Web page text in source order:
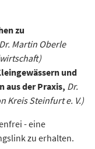
zu
Dr. Martin Oberle
und
aus der Praxis, Dr.
Kreis Steinfurt e. V.)
- eine
zu erhalten.